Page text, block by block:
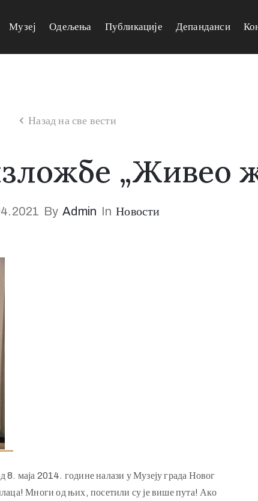
Музеј Одељења Публикације Депанданси
Назад на све вести
„Живео
By Admin In Новости
8. маја 2014. године налази у Музеју града Новог
Многи од њих, посетили су је више пута! Ако